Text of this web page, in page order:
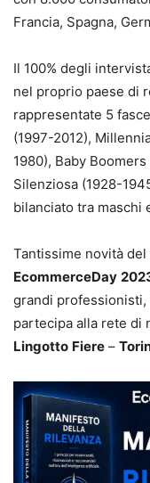
Francia, Spagna,
Il 100% degli
nel proprio paese di
rappresentate 5
(1997-2012),
1980), Baby
Silenziosa (1928-
bilanciato tra maschi
Tantissime novità
EcommerceDay
grandi professionisti,
partecipa alla rete di
Lingotto Fiere –